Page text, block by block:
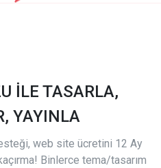
İLE TASARLA,
YAYINLA
web site ücretini 12 Ay
Binlerce tema/tasarım